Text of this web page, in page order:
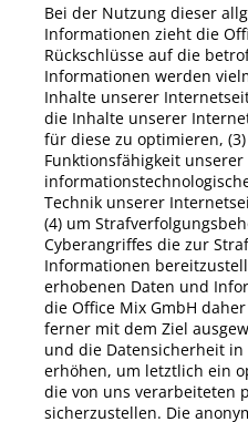
Bei der Nutzung dieser
Informationen zieht die
Rückschlüsse auf die
Informationen werden
Inhalte unserer
die Inhalte unserer
für diese zu optimieren,
Funktionsfähigkeit unserer
Technik unserer
(4) um
Cyberangriffes die zur
Informationen
erhobenen Daten und
die Office Mix GmbH
ferner mit dem Ziel
und die Datensicherheit
erhöhen, um letztlich ein
die von uns verarbeiteten
sicherzustellen. Die